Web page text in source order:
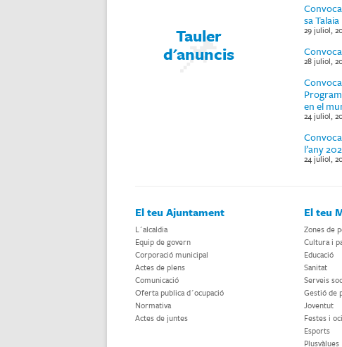
Tauler
d'anuncis
sa Talaia
29 juliol,
28 juliol,
en el
24 juliol,
l’any
24 juliol,
El teu Ajuntament
L´alcaldia
Equip de govern
Corporació municipal
Actes de plens
Comunicació
Oferta publica d´ocupació
Normativa
Actes de juntes
El teu
Zones de
Cultura i
Educació
Sanitat
Serveis
Gestió de
Joventut
Festes i oci
Esports
Plusvàlues